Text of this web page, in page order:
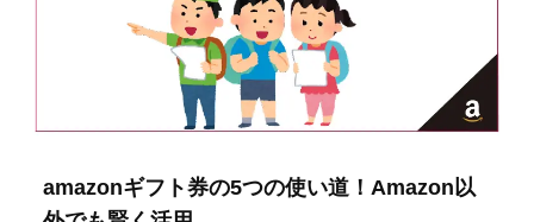
amazonギフト券の5つの使い道！Amazon以